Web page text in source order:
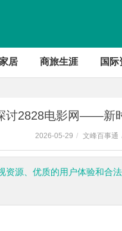
居 商旅生涯 国际
讨2828电影网——新
2026-05-29 / 文峰百事通
资源、优质的用户体验和合